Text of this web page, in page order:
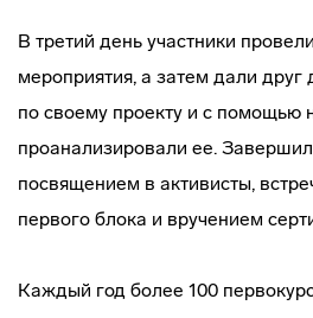
В третий день участники
мероприятия, а затем дали друг
по своему проекту и с помощью
проанализировали ее.
посвящением в активисты,
первого блока и вручением
Каждый год более 100